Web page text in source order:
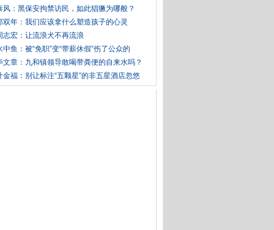
风：黑保安拘禁访民，如此猖獗为哪般？
双年：我们应该拿什么塑造孩子的心灵
志宏：让流浪犬不再流浪
中鱼：被“免职”变“带薪休假”伤了公众的
文章：九和镇领导敢喝带粪便的自来水吗？
金福：别让标注“五颗星”的非五星酒店忽悠